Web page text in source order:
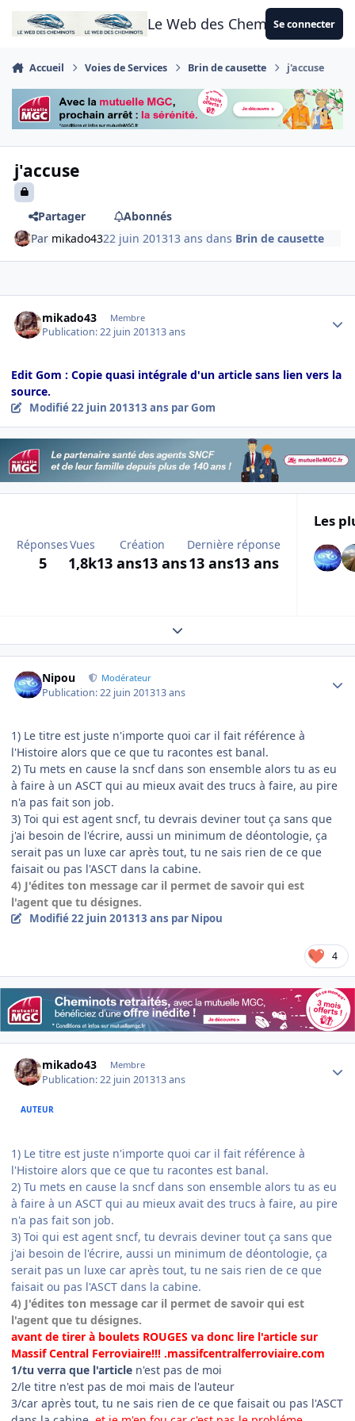
Aller au contenu
Le Web des CheminotsSe connecter
Accueil Voies de Services Brin de causette j'accuse
j'accuse
Partager
Abonnés
Par mikado4322 juin 201313 ans dans Brin de causette
mikado43 Membre
Publication:22 juin 201313 ans
Edit Gom : Copie quasi intégrale d'un article sans lien vers la
source.
Modifié22 juin 201313 ans par Gom
Réponses
5
Vues
1,8k
Création
13 ans13 ans
Dernière réponse
13 ans13 ans
Les
Expand topic overview
Nipou Modérateur
Publication:22 juin 201313 ans
1) Le titre est juste n'importe quoi car il fait référence à
l'Histoire alors que ce que tu racontes est banal.
2) Tu mets en cause la sncf dans son ensemble alors tu as eu
à faire à un ASCT qui au mieux avait des trucs à faire, au pire
n'a pas fait son job.
3) Toi qui est agent sncf, tu devrais deviner tout ça sans que
j'ai besoin de l'écrire, aussi un minimum de déontologie, ça
serait pas un luxe car après tout, tu ne sais rien de ce que
faisait ou pas l'ASCT dans la cabine.
4) J'édites ton message car il permet de savoir qui est
l'agent que tu désignes.
Modifié22 juin 201313 ans par Nipou
4
mikado43 Membre
Publication:22 juin 201313 ans
AUTEUR
1) Le titre est juste n'importe quoi car il fait référence à
l'Histoire alors que ce que tu racontes est banal.
2) Tu mets en cause la sncf dans son ensemble alors tu as eu
à faire à un ASCT qui au mieux avait des trucs à faire, au pire
n'a pas fait son job.
3) Toi qui est agent sncf, tu devrais deviner tout ça sans que
j'ai besoin de l'écrire, aussi un minimum de déontologie, ça
serait pas un luxe car après tout, tu ne sais rien de ce que
faisait ou pas l'ASCT dans la cabine.
4) J'édites ton message car il permet de savoir qui est
l'agent que tu désignes.
avant de tirer à boulets ROUGES va donc lire l'article sur
Massif Central Ferroviaire!!! .massifcentralferroviaire.com
1/tu verra que l'article n'est pas de moi
2/le titre n'est pas de moi mais de l'auteur
3/car après tout, tu ne sais rien de ce que faisait ou pas l'ASCT